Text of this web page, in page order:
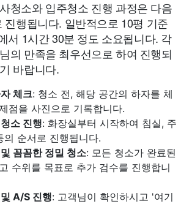
청소와 입주청소 진행 과정은 다음
진행됩니다. 일반적으로 10평 기준
서 1시간 30분 정도 소요됩니다. 각
의 만족을 최우선으로 하여 진행되
바랍니다.
체크: 청소 전, 해당 공간의 하자를 체
점을 사진으로 기록합니다.
소 진행: 화장실부터 시작하여 침실, 주
의 순서로 진행됩니다.
꼼꼼한 정밀 청소: 모든 청소가 완료된
수위를 목표로 추가 검수를 진행합니
A/S 진행: 고객님이 확인하시고 '여기